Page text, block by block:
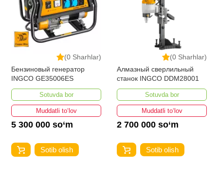
(0 Sharhlar)
Бензиновый генератор
INGCO GE35006ES
Sotuvda bor
Muddatli to‘lov
5 300 000 so‘m
Sotib olish
(0 Sharhlar)
Алмазный сверлильный
станок INGCO DDM28001
Sotuvda bor
Muddatli to‘lov
2 700 000 so‘m
Sotib olish